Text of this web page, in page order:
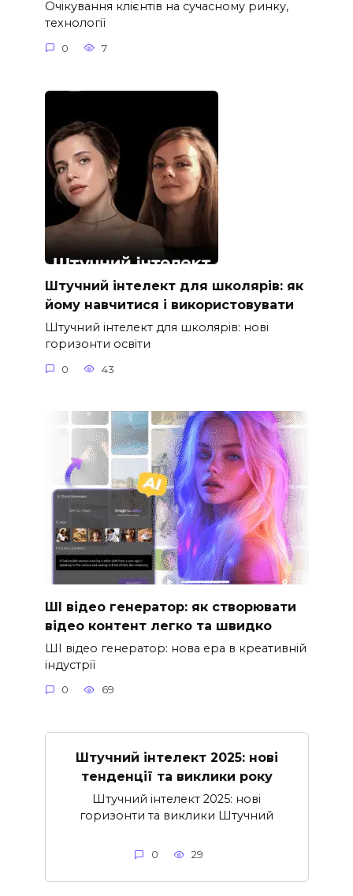
Очікування клієнтів на сучасному ринку,
технології
0 7
Штучний інтелект для школярів: як
йому навчитися і використовувати
Штучний інтелект для школярів: нові
горизонти освіти
0 43
ШІ відео генератор: як створювати
відео контент легко та швидко
ШІ відео генератор: нова ера в креативній
індустрії
0 69
Штучний інтелект 2025: нові
тенденції та виклики року
Штучний інтелект 2025: нові
горизонти та виклики Штучний
0 29